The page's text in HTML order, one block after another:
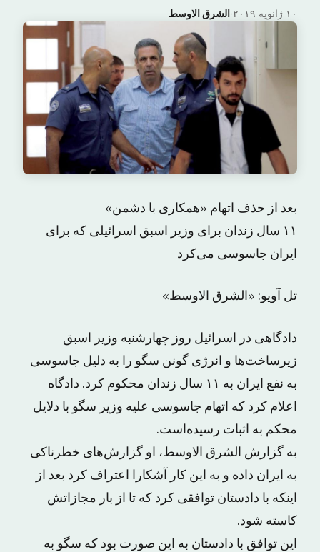
الشرق الاوسط· ۱۰ ژانویه ۲۰۱۹
بعد از حذف اتهام «همکاری با دشمن»
۱۱ سال زندان برای وزیر اسبق اسرائیلی که برای
ایران جاسوسی می‌کرد
تل آویو: «الشرق الاوسط»
دادگاهی در اسرائیل روز چهارشنبه وزیر اسبق
زیرساخت‌ها و انرژی گونن سگو را به دلیل جاسوسی
به نفع ایران به ۱۱ سال زندان محکوم کرد. دادگاه
اعلام کرد که اتهام جاسوسی علیه وزیر سگو با دلایل
محکم به اثبات رسیده‌است.
به گزارش الشرق الاوسط، او گزارش‌های خطرناکی
به ایران داده و به این کار آشکارا اعتراف کرد بعد از
اینکه با دادستان توافقی کرد که تا از بار مجازاتش
کاسته شود.
این توافق با دادستان به این صورت بود که سگو به